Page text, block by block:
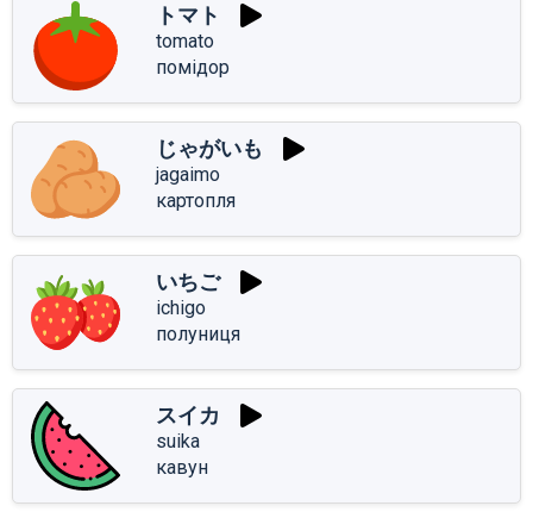
トマト
tomato
помідор
じゃがいも
jagaimo
картопля
いちご
ichigo
полуниця
スイカ
suika
кавун